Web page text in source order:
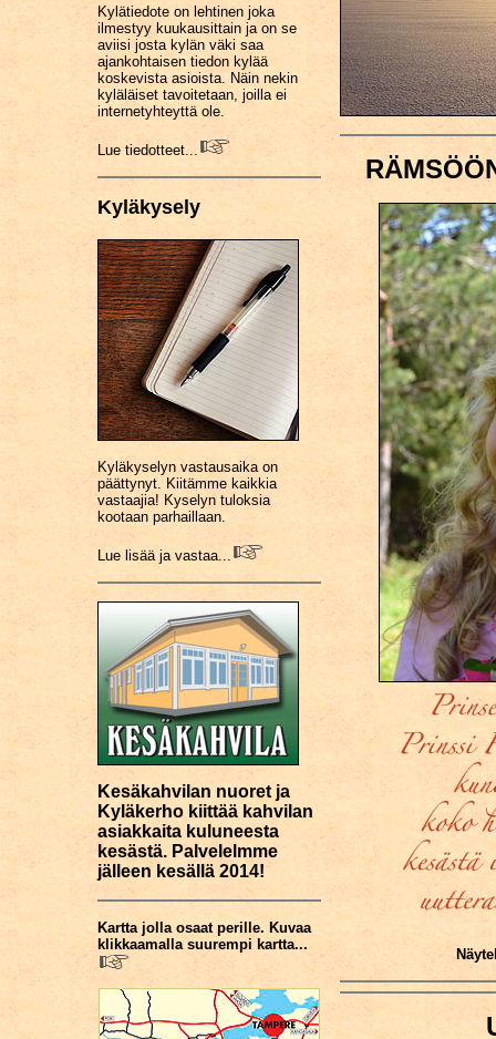
Kylätiedote on lehtinen joka
ilmestyy kuukausittain ja on se
aviisi josta kylän väki saa
ajankohtaisen tiedon kylää
koskevista asioista. Näin nekin
kyläläiset tavoitetaan, joilla ei
internetyhteyttä ole.
Lue tiedotteet...
Kyläkysely
Kyläkyselyn vastausaika on
päättynyt. Kiitämme kaikkia
vastaajia! Kyselyn tuloksia
kootaan parhaillaan.
Lue lisää ja vastaa...
Kesäkahvilan nuoret ja
Kyläkerho kiittää kahvilan
asiakkaita kuluneesta
kesästä. Palvelelmme
jälleen kesällä 2014!
Kartta jolla osaat perille. Kuvaa
klikkaamalla suurempi kartta...